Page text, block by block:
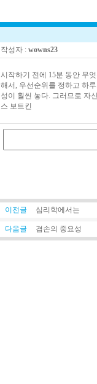
작성자 : wowns23
시작하기 전에 15분 동안 무
해서, 우선순위를 정하고 하
성이 훨씬 놓다. 그러므로 자
스 보트킨
이전글 심리학에서는
다음글 겸손의 중요성